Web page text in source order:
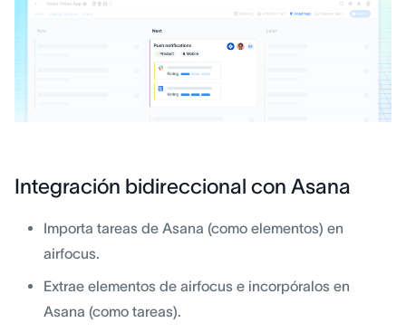
Integración bidireccional con Asana
Importa tareas de Asana (como elementos) en
airfocus.
Extrae elementos de airfocus e incorpóralos en
Asana (como tareas).